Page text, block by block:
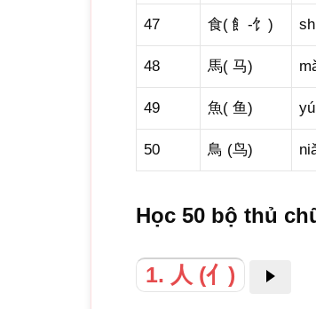
47 食( 飠-饣)
48 馬( 马)
49 魚( 鱼) yú
50 鳥 (鸟)
Học 50 bộ thủ
1. 人 (亻)